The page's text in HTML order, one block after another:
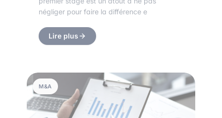
négliger pour faire la différence e
Lire plus
M&A